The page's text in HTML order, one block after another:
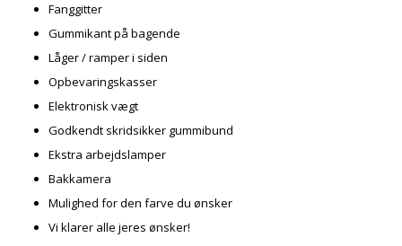
Fanggitter
Gummikant på bagende
Låger / ramper i siden
Opbevaringskasser
Elektronisk vægt
Godkendt skridsikker gummibund
Ekstra arbejdslamper
Bakkamera
Mulighed for den farve du ønsker
Vi klarer alle jeres ønsker!